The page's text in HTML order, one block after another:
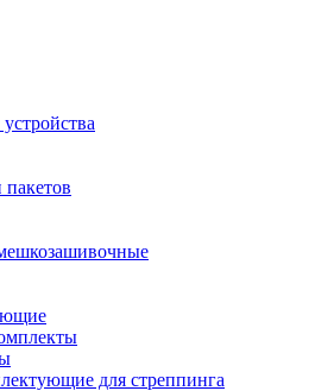
для стреппинга